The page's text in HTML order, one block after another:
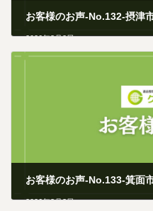
2026年3月2日
2026年3月3日